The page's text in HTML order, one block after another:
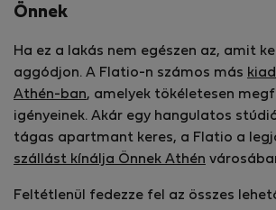
Önnek
Ha ez a lakás nem egészen az, amit
aggódjon. A Flatio-n számos más
Athén-ban, amelyek tökéletesen
igényeinek. Akár egy hangulatos
tágas apartmant keres, a Flatio a
szállást kínálja Önnek Athén
Feltétlenül fedezze fel az összes